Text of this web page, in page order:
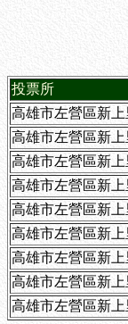
投票所
高雄市左營區新上
高雄市左營區新上
高雄市左營區新上
高雄市左營區新上
高雄市左營區新上
高雄市左營區新上
高雄市左營區新上
高雄市左營區新上
高雄市左營區新上